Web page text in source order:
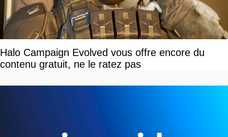
Halo Campaign Evolved vous offre encore du
contenu gratuit, ne le ratez pas